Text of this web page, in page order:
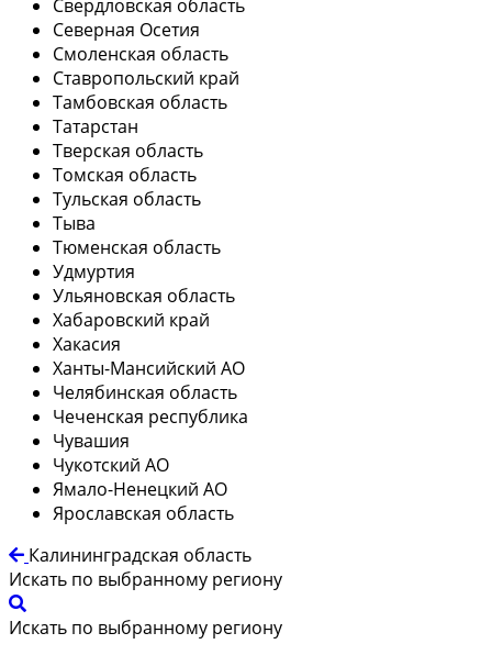
Свердловская область
Северная Осетия
Смоленская область
Ставропольский край
Тамбовская область
Татарстан
Тверская область
Томская область
Тульская область
Тыва
Тюменская область
Удмуртия
Ульяновская область
Хабаровский край
Хакасия
Ханты-Мансийский АО
Челябинская область
Чеченская республика
Чувашия
Чукотский АО
Ямало-Ненецкий АО
Ярославская область
Калининградская область
Искать по выбранному региону
Искать по выбранному региону